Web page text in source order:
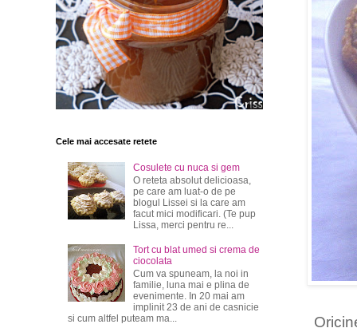
Cele mai accesate retete
Cosulete cu nuca si gem
O reteta absolut delicioasa,
pe care am luat-o de pe
blogul Lissei si la care am
facut mici modificari. (Te pup
Lissa, merci pentru re...
Tort cu blat umed si crema de
ciocolata
Cum va spuneam, la noi in
familie, luna mai e plina de
evenimente. In 20 mai am
implinit 23 de ani de casnicie
si cum altfel puteam ma...